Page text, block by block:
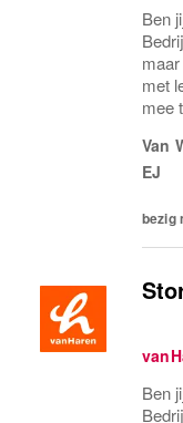
Ben
met
mee
Van
EJ
bezig
Ben